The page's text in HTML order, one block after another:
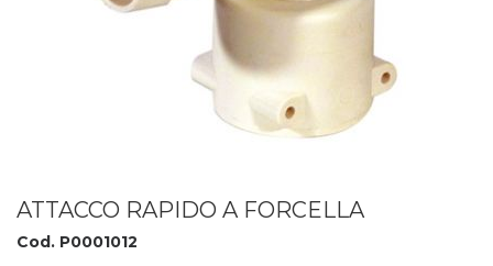
ATTACCO RAPIDO A FORCELLA
Cod. P0001012